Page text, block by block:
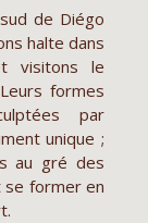
de Diégo
halte dans
visitons le
formes
par
unique ;
au gré des
se former en